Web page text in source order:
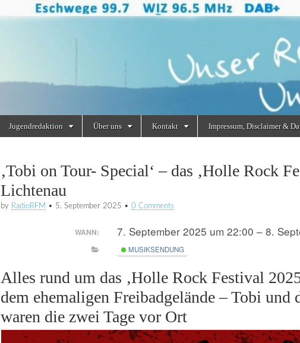
Jugendredaktion Über uns Kontakt Impressum, Disclaimer &
‚Tobi on Tour- Special‘ – das ‚Holle Rock
Lichtenau
by RadioRFM • 5. September 2025 • 0 Comments
WANN: 7. September 2025 um 22:00 – 8.
MUSIKSENDUNG
Alles rund um das ‚Holle Rock Festival
dem ehemaligen Freibadgelände – Tobi
waren die zwei Tage vor Ort